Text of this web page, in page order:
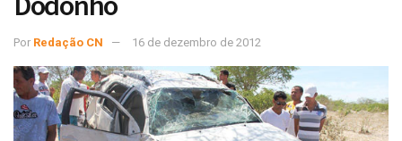
Por Redação CN 16 de dezembro de 2012